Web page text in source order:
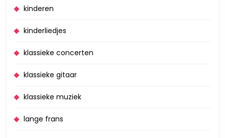
kinderen
kinderliedjes
klassieke concerten
klassieke gitaar
klassieke muziek
lange frans